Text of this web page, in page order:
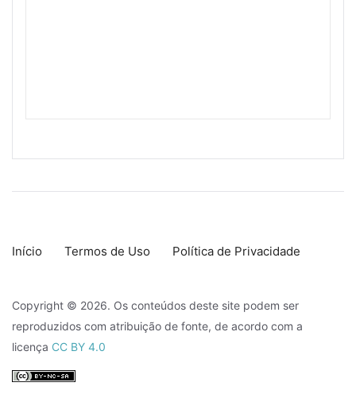
Início Termos de Uso Política de Privacidade
Copyright © 2026. Os conteúdos deste site podem ser
reproduzidos com atribuição de fonte, de acordo com a
licença CC BY 4.0